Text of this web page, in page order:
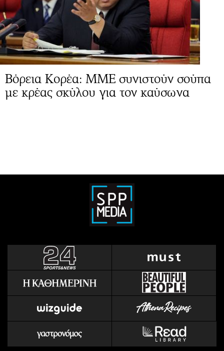
Βόρεια Κορέα: ΜΜΕ συνιστούν σούπα
με κρέας σκύλου για τον καύσωνα